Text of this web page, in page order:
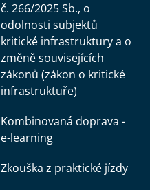
č. 266/2025 Sb., o
odolnosti subjektů
kritické infrastruktury a o
změně souvisejících
zákonů (zákon o kritické
infrastruktuře)
Kombinovaná doprava -
e-learning
Zkouška z praktické jízdy